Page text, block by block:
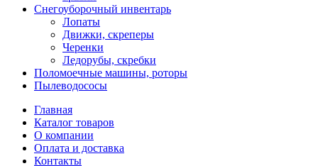
Снегоуборочный инвентарь
Лопаты
Движки, скреперы
Черенки
Ледорубы, скребки
Поломоечные машины, роторы
Пылеводососы
Главная
Каталог товаров
О компании
Оплата и доставка
Контакты